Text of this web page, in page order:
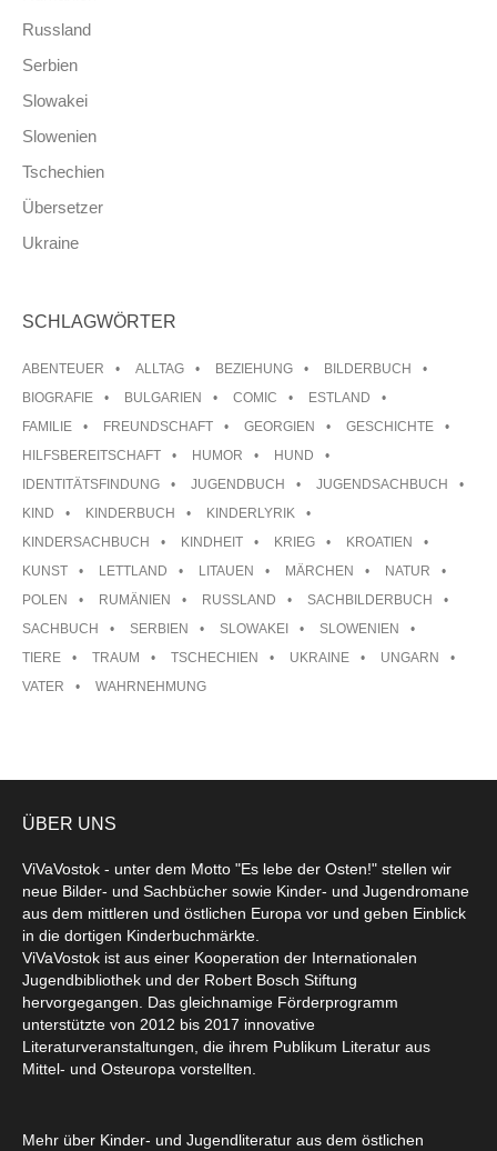
Russland
Serbien
Slowakei
Slowenien
Tschechien
Übersetzer
Ukraine
SCHLAGWÖRTER
ABENTEUER ALLTAG BEZIEHUNG
BILDERBUCH
BIOGRAFIE
BULGARIEN COMIC
ESTLAND
FAMILIE
FREUNDSCHAFT GEORGIEN
GESCHICHTE
HILFSBEREITSCHAFT
HUMOR
HUND
IDENTITÄTSFINDUNG
JUGENDBUCH
JUGENDSACHBUCH
KIND
KINDERBUCH
KINDERLYRIK
KINDERSACHBUCH
KINDHEIT KRIEG
KROATIEN
KUNST
LETTLAND LITAUEN MÄRCHEN
NATUR
POLEN
RUMÄNIEN RUSSLAND
SACHBILDERBUCH
SACHBUCH
SERBIEN SLOWAKEI
SLOWENIEN
TIERE
TRAUM TSCHECHIEN UKRAINE
UNGARN
VATER
WAHRNEHMUNG
ÜBER UNS
ViVaVostok - unter dem Motto "Es lebe der Osten!" stellen wir
neue Bilder- und Sachbücher sowie Kinder- und Jugendromane
aus dem mittleren und östlichen Europa vor und geben Einblick
in die dortigen Kinderbuchmärkte.
ViVaVostok ist aus einer Kooperation der Internationalen
Jugendbibliothek und der Robert Bosch Stiftung
hervorgegangen. Das gleichnamige Förderprogramm
unterstützte von 2012 bis 2017 innovative
Literaturveranstaltungen, die ihrem Publikum Literatur aus
Mittel- und Osteuropa vorstellten.
Mehr über Kinder- und Jugendliteratur aus dem östlichen